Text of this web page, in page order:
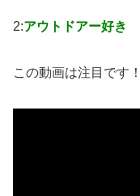
2:アウトドアー好き
この動画は注目です！